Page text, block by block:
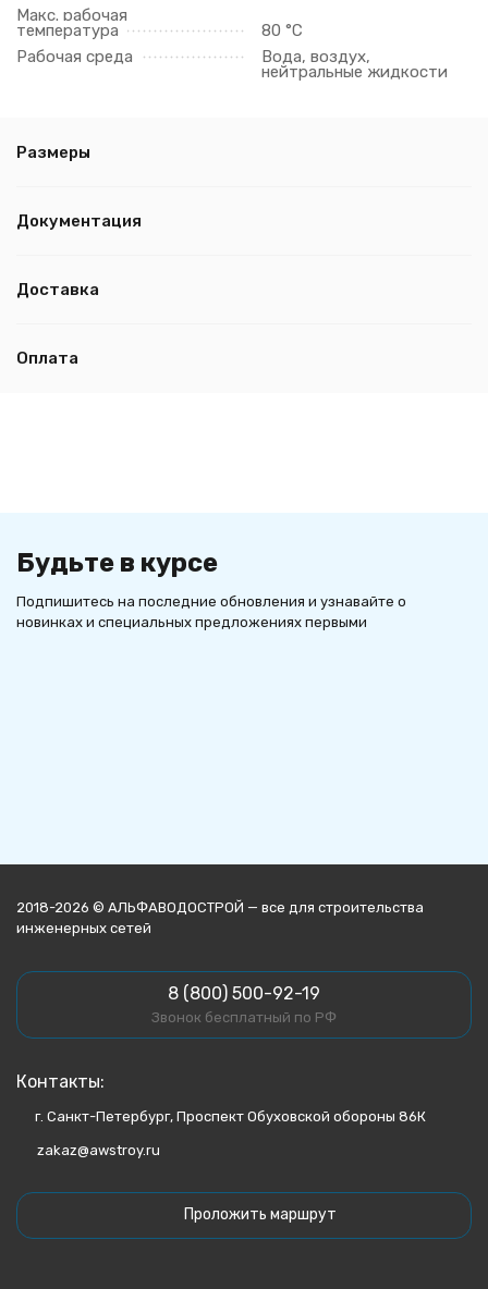
Макс. рабочая
температура
80 °C
Рабочая среда
Вода, воздух,
нейтральные жидкости
Размеры
Документация
Доставка
Оплата
Будьте в курсе
Подпишитесь на последние обновления и узнавайте о
новинках и специальных предложениях первыми
2018-2026 © АЛЬФАВОДОСТРОЙ — все для строительства
инженерных сетей
8 (800) 500-92-19
Звонок бесплатный по РФ
Контакты:
г. Санкт-Петербург, Проспект Обуховской обороны 86К
zakaz@awstroy.ru
Проложить маршрут